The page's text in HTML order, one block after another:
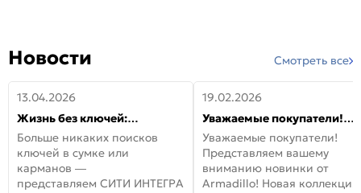
Новости Смотреть все
13.04.2026
Жизнь без ключей:
встречайте новую дверь
СИТИ ИНТЕГРА АйКью!
Больше никаких поисков
ключей в сумке или
карманов —
представляем СИТИ ИНТЕГРА
19.02.2026
Уважаемые покупатели!
Представляем вашему
вниманию новинки от
Armadillo!
Уважаемые покупатели!
Представляем вашему
вниманию новинки от
Armadillo! Новая коллекция